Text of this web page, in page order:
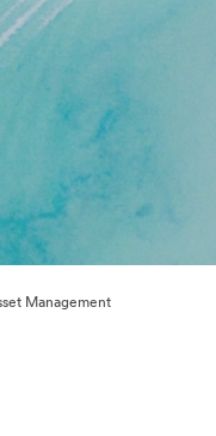
Management